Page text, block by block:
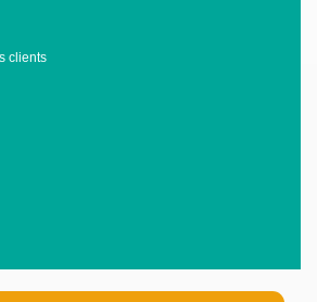
clients